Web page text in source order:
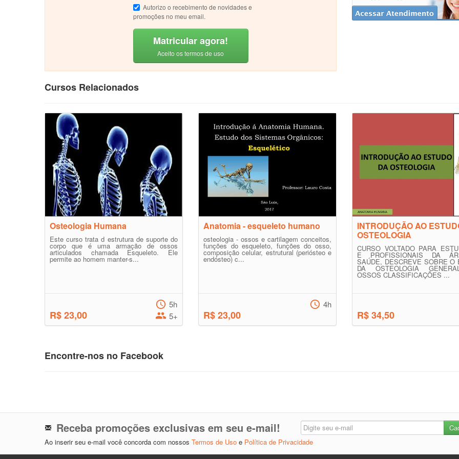
Autorizo o recebimento de novidades e
promoções no meu email.
Matricular agora!
Aceito os termos de uso
Cursos Relacionados
Osteologia Humana
Este curso trata d estrutura de suporte do
corpo que é uma armação de ossos
articulados chamada Esqueleto. Ele
permite ao homem manter-s...
R$ 23,00
5h
5+
Anatomia - esqueleto humano
osteologia - ossos e cartilagem conceitos,
funções do esqueleto, funções do osso,
composição celular, estrutural (periósteo e
endósteo) c...
R$ 23,00
4h
INTRODUÇÃO AO
OSTEOLOGIA
CURSO VOLTADO PARA
E PROFISSIONAIS DA
SAÚDE, DESCREVE SOBRE O
DA OSTEOLOGIA
OSSOS CLASSIFICAÇÕES ...
R$ 34,50
Encontre-nos no Facebook
Receba promoções exclusivas em seu e-mail!
Ao inserir seu e-mail você concorda com nossos Termos de Uso e Política de Privacidade